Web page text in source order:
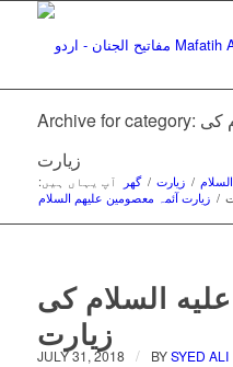
Archive for category: امام علی نقی علیه السلام کی
زیارت
:آپ یہاں ہیں گھر / زیارت /
زیارت آئمہ معصومین علیهم السلام /
السلام کی
زیارت
JULY 31, 2018 / BYSYED ALI